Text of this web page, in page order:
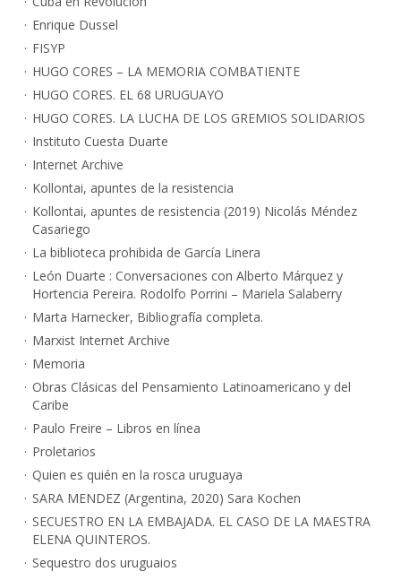
Enrique Dussel
FISYP
HUGO CORES – LA MEMORIA COMBATIENTE
HUGO CORES. EL 68 URUGUAYO
HUGO CORES. LA LUCHA DE LOS GREMIOS SOLIDARIOS
Instituto Cuesta Duarte
Internet Archive
Kollontai, apuntes de la resistencia
Kollontai, apuntes de resistencia (2019) Nicolás Méndez
Casariego
La biblioteca prohibida de García Linera
León Duarte : Conversaciones con Alberto Márquez y
Hortencia Pereira. Rodolfo Porrini – Mariela Salaberry
Marta Harnecker, Bibliografía completa.
Marxist Internet Archive
Memoria
Obras Clásicas del Pensamiento Latinoamericano y del
Caribe
Paulo Freire – Libros en línea
Proletarios
Quien es quién en la rosca uruguaya
SARA MENDEZ (Argentina, 2020) Sara Kochen
SECUESTRO EN LA EMBAJADA. EL CASO DE LA MAESTRA
ELENA QUINTEROS.
Sequestro dos uruguaios